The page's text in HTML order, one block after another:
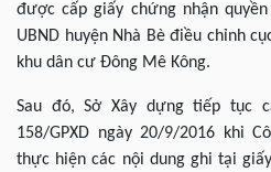
được cấp giấy chứng nhận
UBND huyện Nhà Bè điều chỉnh
khu dân cư Đông Mê Kông.
Sau đó, Sở Xây dựng tiếp tục
158/GPXD ngày 20/9/2016 khi
thực hiện các nội dung ghi tại